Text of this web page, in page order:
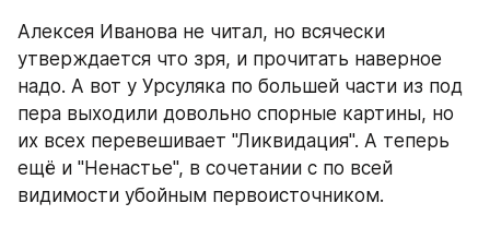
Алексея Иванова не читал, но всячески
утверждается что зря, и прочитать наверное
надо. А вот у Урсуляка по большей части из под
пера выходили довольно спорные картины, но
их всех перевешивает "Ликвидация". А теперь
ещё и "Ненастье", в сочетании с по всей
видимости убойным первоисточником.